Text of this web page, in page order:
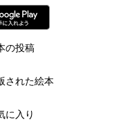
の投稿
された絵本
に入り